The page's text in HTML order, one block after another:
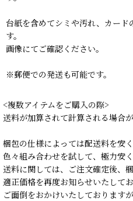
台紙を含めてシミや汚れ、カー
す。
画像にてご確認ください。
※郵便での発送も可能です。
<複数アイテムをご購入の際>
送料が加算されて計算される場合が
梱包の仕様によっては配送料を安
色々組み合わせを試して、極力安
送料に関しては、ご注文確定後、
適正価格を再度お知らせいたしてお
ご面倒をおかけいたしております